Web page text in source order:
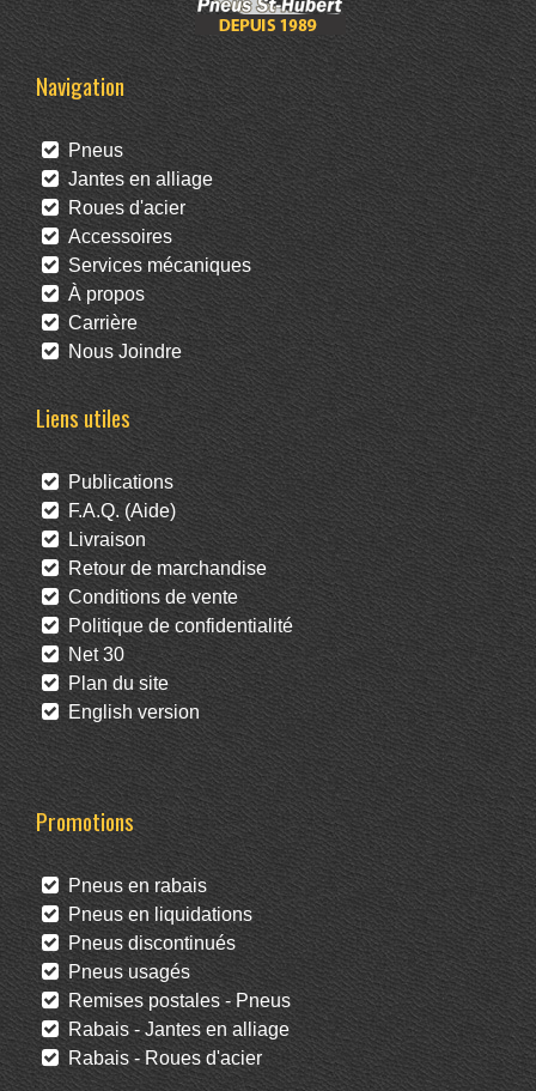
Navigation
Pneus
Jantes en alliage
Roues d'acier
Accessoires
Services mécaniques
À propos
Carrière
Nous Joindre
Liens utiles
Publications
F.A.Q. (Aide)
Livraison
Retour de marchandise
Conditions de vente
Politique de confidentialité
Net 30
Plan du site
English version
Promotions
Pneus en rabais
Pneus en liquidations
Pneus discontinués
Pneus usagés
Remises postales - Pneus
Rabais - Jantes en alliage
Rabais - Roues d'acier